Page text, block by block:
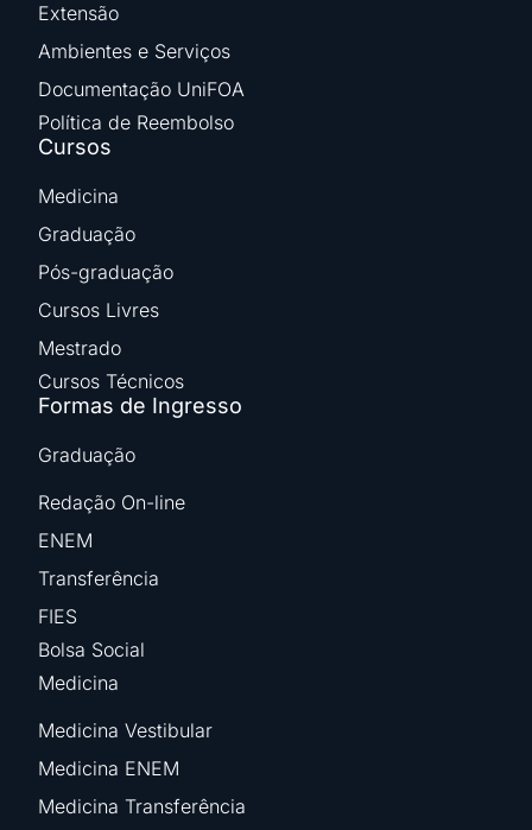
Extensão
Ambientes e Serviços
Documentação UniFOA
Política de Reembolso
Cursos
Medicina
Graduação
Pós-graduação
Cursos Livres
Mestrado
Cursos Técnicos
Formas de Ingresso
Graduação
Redação On-line
ENEM
Transferência
FIES
Bolsa Social
Medicina
Medicina Vestibular
Medicina ENEM
Medicina Transferência